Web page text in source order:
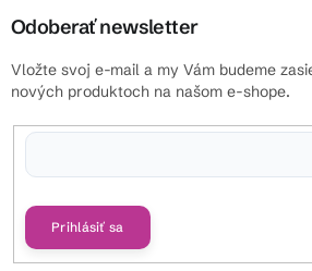
Odoberať newsletter
Vložte svoj e-mail a my Vám budeme
nových produktoch na našom e-shope.
Prihlásiť sa